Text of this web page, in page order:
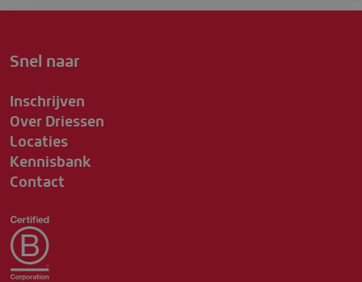
Snel naar
Inschrijven
Over Driessen
Locaties
Kennisbank
Contact